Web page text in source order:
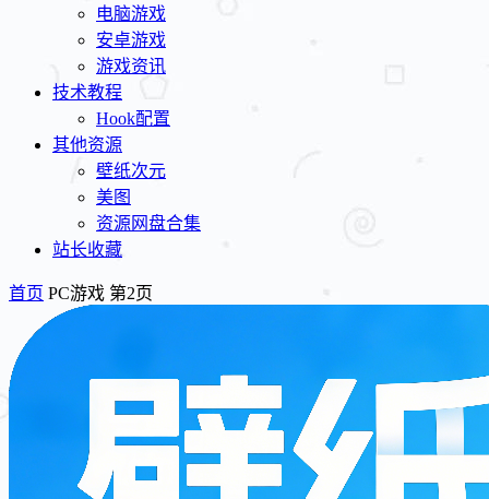
电脑游戏
安卓游戏
游戏资讯
技术教程
Hook配置
其他资源
壁纸次元
美图
资源网盘合集
站长收藏
首页 PC游戏 第2页